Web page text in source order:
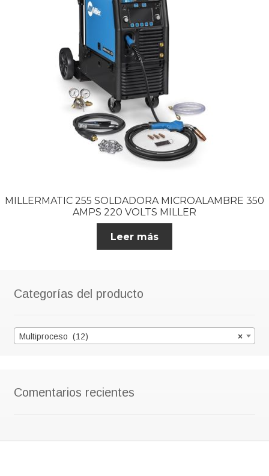
MILLERMATIC 255 SOLDADORA MICROALAMBRE 350
AMPS 220 VOLTS MILLER
Leer más
Categorías del producto
×
Multiproceso (12)
Comentarios recientes